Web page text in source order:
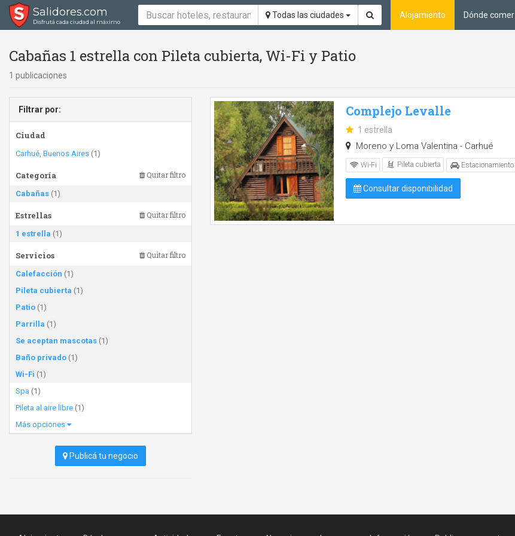
Salidores.com
Disfrutá cada ciudad al máximo
Todas las ciudades Alojamiento Dónde comer
Cabañas 1 estrella con Pileta cubierta, Wi-Fi y Patio
1 publicaciones
Filtrar por:
Ciudad
Carhué, Buenos Aires (1)
Categoría Quitar filtro
Cabañas (1)
Estrellas Quitar filtro
1 estrella (1)
Servicios Quitar filtro
Calefacción (1)
Pileta cubierta (1)
Patio (1)
Parrilla (1)
Se aceptan mascotas (1)
Baño privado (1)
Wi-Fi (1)
Spa (1)
Pileta al aire libre (1)
Más opciones
Publicá tu negocio
Complejo Levalle
1 estrella
Moreno y Loma Valentina - Carhué
Wi-Fi Pileta cubierta Estacionamiento
Consultar disponibilidad